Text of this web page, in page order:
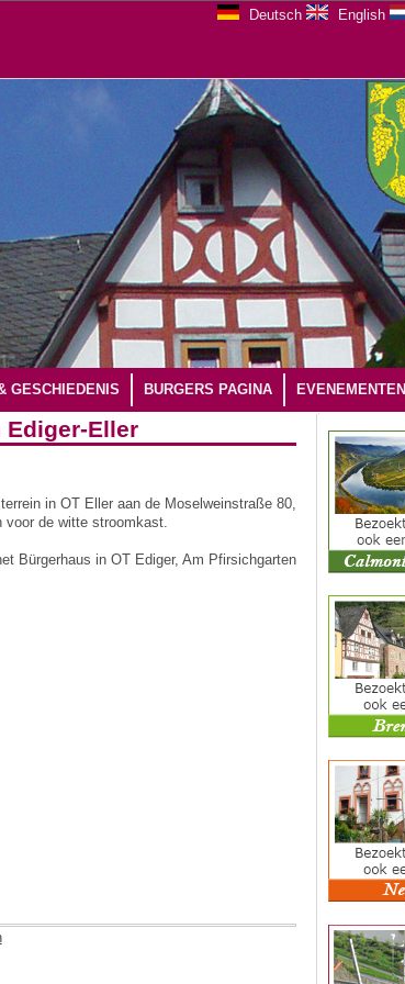
Deutsch English
GESCHIEDENIS BURGERS PAGINA EVENEMENTEN
Ediger-Eller
in OT Eller aan de Moselweinstraße 80,
voor de witte stroomkast.
Bürgerhaus in OT Ediger, Am Pfirsichgarten